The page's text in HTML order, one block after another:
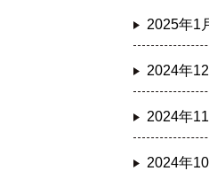
2025年1
2024年
2024年
2024年